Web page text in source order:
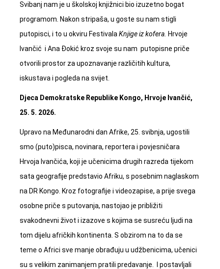
Svibanj nam je u školskoj knjižnici bio izuzetno bogat
programom. Nakon stripaša, u goste su nam stigli
putopisci, i to u okviru Festivala Knjige iz kofera. Hrvoje
Ivančić i Ana Đokić kroz svoje su nam putopisne priče
otvorili prostor za upoznavanje različitih kultura,
iskustava i pogleda na svijet.
Djeca Demokratske Republike Kongo, Hrvoje Ivančić,
25. 5. 2026.
Upravo na Međunarodni dan Afrike, 25. svibnja, ugostili
smo (puto)pisca, novinara, reportera i povjesničara
Hrvoja Ivančića, koji je učenicima drugih razreda tijekom
sata geografije predstavio Afriku, s posebnim naglaskom
na DR Kongo. Kroz fotografije i videozapise, a prije svega
osobne priče s putovanja, nastojao je približiti
svakodnevni život i izazove s kojima se susreću ljudi na
tom dijelu afričkih kontinenta. S obzirom na to da se
teme o Africi sve manje obrađuju u udžbenicima, učenici
su s velikim zanimanjem pratili predavanje. I postavljali